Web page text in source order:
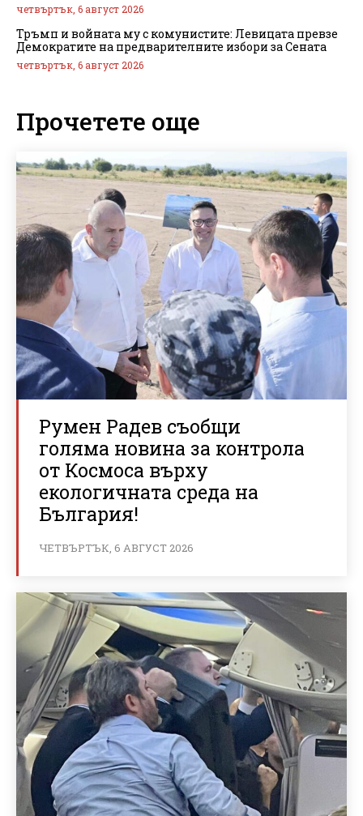
четвъртък, 6 август 2026
Тръмп и войната му с комунистите: Левицата превзе
Демократите на предварителните избори за Сената
четвъртък, 6 август 2026
Прочетете още
Румен Радев съобщи
голяма новина за контрола
от Космоса върху
екологичната среда на
България!
ЧЕТВЪРТЪК, 6 АВГУСТ 2026